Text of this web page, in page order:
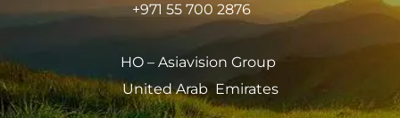
+971 55 700 2876
HO – Asiavision Group
United Arab Emirates